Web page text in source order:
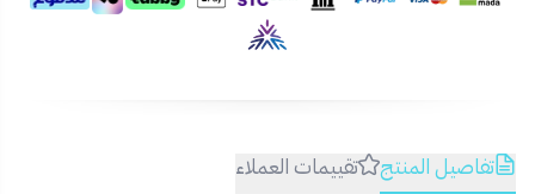
تفاصيل المنتج تقييمات العملاء